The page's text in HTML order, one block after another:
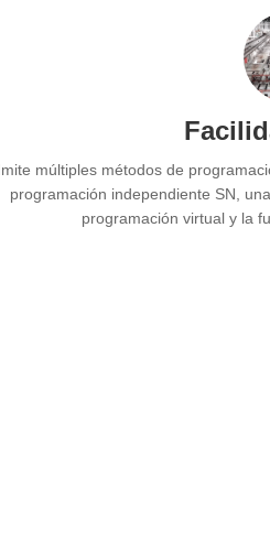
múltiples métodos de
programación independiente SN,
programación virtual y la